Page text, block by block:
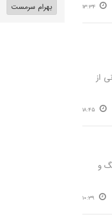
13:34
از
18:45
و
10:39
بهرام سرمست